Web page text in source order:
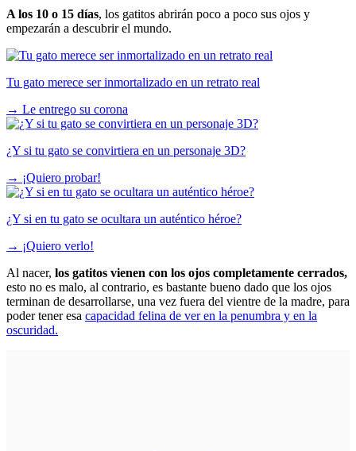
A los 10 o 15 días, los gatitos abrirán poco a poco sus ojos y
empezarán a descubrir el mundo.
Tu gato merece ser inmortalizado en un retrato real
→ Le entrego su corona
¿Y si tu gato se convirtiera en un personaje 3D?
→ ¡Quiero probar!
¿Y si en tu gato se ocultara un auténtico héroe?
→ ¡Quiero verlo!
Al nacer, los gatitos vienen con los ojos completamente cerrados,
esto no es malo, al contrario, es bastante bueno dado que los ojos
terminan de desarrollarse, una vez fuera del vientre de la madre, para
poder tener esa capacidad felina de ver en la penumbra y en la
oscuridad.